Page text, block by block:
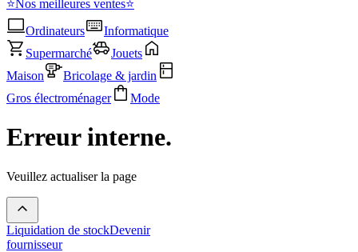
⭐Nos meilleures ventes⭐
Ordinateurs
Informatique
Supermarché
Jouets
Maison
Bricolage & jardin
Gros électroménager
Mode
Erreur interne.
Veuillez actualiser la page
Liquidation de stockDevenir
fournisseur